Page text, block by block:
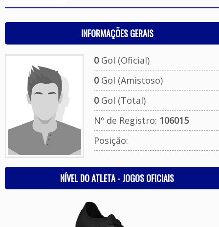
INFORMAÇÕES GERAIS
0Gol (Oficial)
0Gol (Amistoso)
0Gol (Total)
Nº de Registro: 106015
Posição:
NÍVEL DO ATLETA - JOGOS OFICIAIS